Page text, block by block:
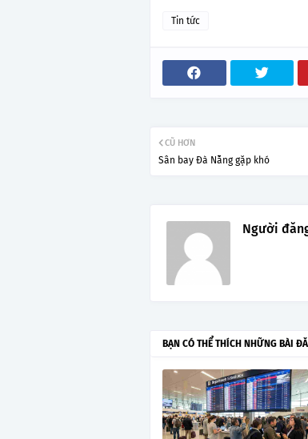
Tin tức
CŨ HƠN
Sân bay Đà Nẵng gặp khó
Người
BẠN CÓ THỂ THÍCH NHỮNG BÀI